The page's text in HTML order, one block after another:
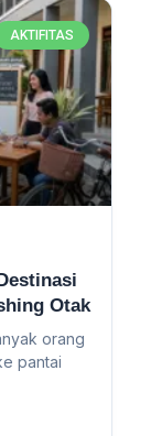
AKTIFITAS
Otak
orang
pantai